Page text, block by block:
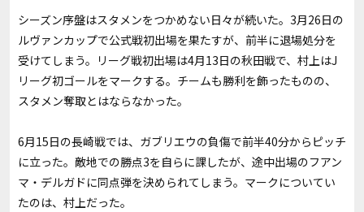
シーズン序盤はスタメンをつかめない日々が続いた。3月26日の
ルヴァンカップで公式戦初出場を果たすが、前半に退場処分を
受けてしまう。リーグ戦初出場は4月13日の秋田戦で、村上はJ
リーグ初ゴールをマークする。チームも勝利を飾ったものの、
スタメン奪取とはならなかった。
6月15日の長崎戦では、ガブリエウの負傷で前半40分からピッチ
に立った。敵地での勝点3を自らに課したが、途中出場のフアン
マ・デルガドに同点弾を決められてしまう。マークについてい
たのは、村上だった。